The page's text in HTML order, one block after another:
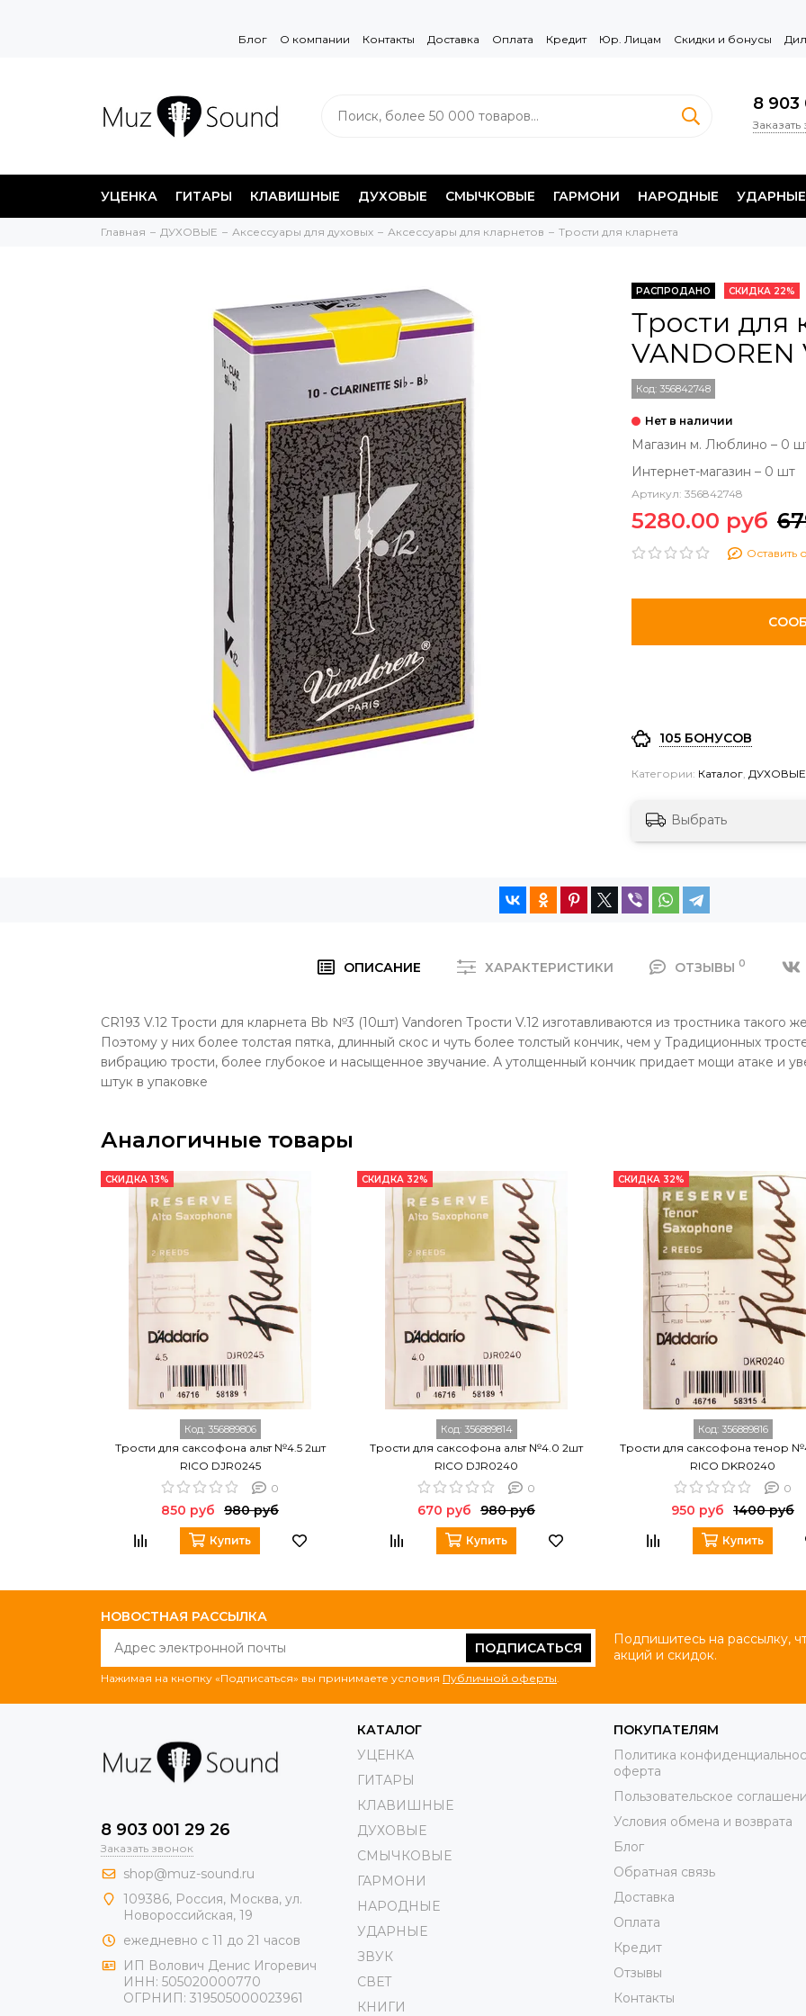
Блог О компании Контакты Доставка Оплата Кредит Юр. Лицам Скидки и бонусы
8 903
УЦЕНКА ГИТАРЫ КЛАВИШНЫЕ ДУХОВЫЕ СМЫЧКОВЫЕ ГАРМОНИ НАРОДНЫЕ УДАРНЫЕ
Главная ДУХОВЫЕ Аксессуары для духовых Аксессуары для кларнетов Трости для кларнета
РАСПРОДАНО СКИДКА 22%
Трости для
VANDOREN
Код: 356842748
Магазин м. Люблино – 0
Интернет-магазин – 0 шт
Артикул: 356842748
5280.00 руб
Оставить
105 БОНУСОВ
Категории: Каталог, ДУХОВЫЕ
Выбрать
ОПИСАНИЕ ХАРАКТЕРИСТИКИ ОТЗЫВЫ 0
CR193 V.12 Трости для кларнета Bb №3 (10шт) Vandoren Трости V.12 изготавливаются из тростника такого
Поэтому у них более толстая пятка, длинный скос и чуть более толстый кончик, чем у Традиционных
вибрацию трости, более глубокое и насыщенное звучание. А утолщенный кончик придает мощи атаке и
штук в упаковке
Аналогичные товары
СКИДКА 13%
Код: 356889806
Трости для саксофона альт №4.5 2шт
RICO DJR0245
0
850 руб 980 руб
Купить
СКИДКА 32%
Код: 356889814
Трости для саксофона альт №4.0 2шт
RICO DJR0240
0
670 руб 980 руб
Купить
СКИДКА 32%
Код: 356889816
Трости для саксофона тенор
RICO DKR0240
0
950 руб 1400 руб
Купить
НОВОСТНАЯ РАССЫЛКА
ПОДПИСАТЬСЯ
Нажимая на кнопку «Подписаться» вы принимаете условия Публичной оферты
Подпишитесь на рассылку,
акций и скидок.
8 903 001 29 26
Заказать звонок
shop@muz-sound.ru
109386, Россия, Москва, ул.
Новороссийская, 19
ежедневно с 11 до 21 часов
ИП Волович Денис Игоревич
ИНН: 505020000770
ОГРНИП: 319505000023961
КАТАЛОГ
УЦЕНКА
ГИТАРЫ
КЛАВИШНЫЕ
ДУХОВЫЕ
СМЫЧКОВЫЕ
ГАРМОНИ
НАРОДНЫЕ
УДАРНЫЕ
ЗВУК
СВЕТ
КНИГИ
ПОКУПАТЕЛЯМ
Политика
оферта
Пользовательское
Условия обмена и возврата
Блог
Обратная связь
Доставка
Оплата
Кредит
Отзывы
Контакты